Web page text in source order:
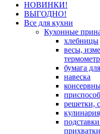
НОВИНКИ!
ВЫГОДНО!
Все для кухни
Кухонные
хлебницы
весы,
бумага
навеска
решетки,
прихватки